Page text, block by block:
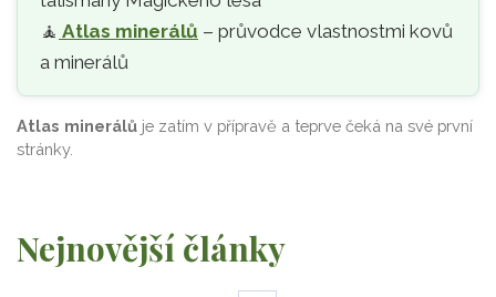
🧘‍ Atlas minerálů – průvodce vlastnostmi kovů
a minerálů
Atlas minerálů je zatím v přípravě a teprve čeká na své první
stránky.
Nejnovější články